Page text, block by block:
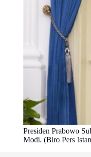
Presiden Prabowo
Modi. (Biro Pers